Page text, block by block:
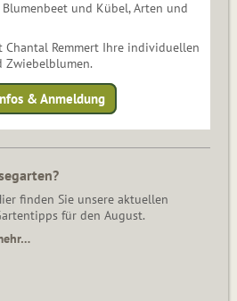
und Kübel, Arten und
Chantal Remmert Ihre individuellen
Zwiebelblumen.
& Anmeldung
finden Sie unsere aktuellen
für den August.